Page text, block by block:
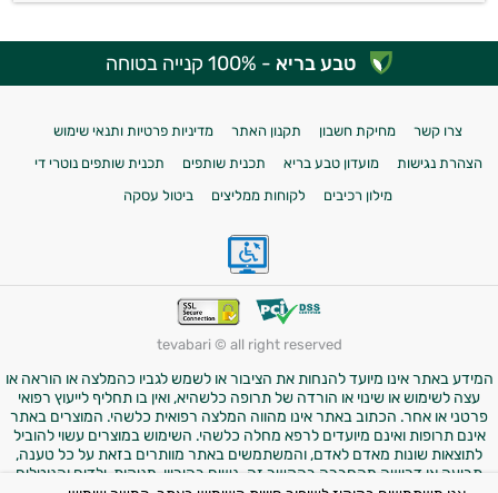
טבע בריא - 100% קנייה בטוחה
צרו קשר מחיקת חשבון תקנון האתר
מדיניות פרטיות ותנאי שימוש
הצהרת נגישות
מועדון טבע בריא תכנית שותפים
תכנית שותפים נוטרי די
מילון רכיבים
לקוחות ממליצים ביטול עסקה
tevabari © all right reserved
המידע באתר אינו מיועד להנחות את הציבור או לשמש לגביו כהמלצה או הוראה או
עצה לשימוש או שינוי או הורדה של תרופה כלשהיא, ואין בו תחליף לייעוץ רפואי
פרטני או אחר. הכתוב באתר אינו מהווה המלצה רפואית כלשהי. המוצרים באתר
אינם תרופות ואינם מיועדים לרפא מחלה כלשהי. השימוש במוצרים עשוי להוביל
לתוצאות שונות מאדם לאדם, והמשתמשים באתר מוותרים בזאת על כל טענה,
תביעה או דרישה מהחברה בהקשר זה. נשים בהיריון, מניקות, ילדים והנוטלים